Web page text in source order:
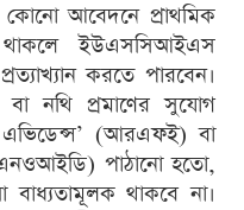
কোনো আবেদনে প্রাথমিক
থাকলে ইউএসসিআইএস
করতে পারবেন।
নথি প্রমাণের সুযোগ
এভিডেন্স’ (আরএফই) বা
পাঠানো হতো,
থাকবে না।